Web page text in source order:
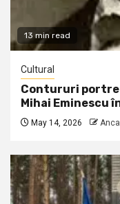
13 min read
Cultural
Contururi
Mihai Eminescu
May 14, 2026